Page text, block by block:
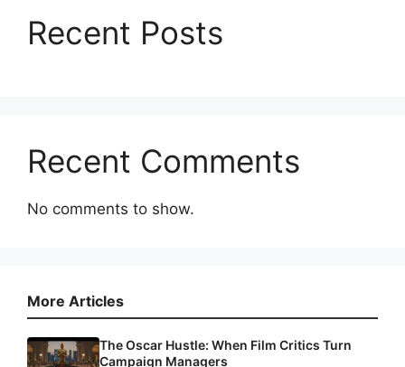
Recent Posts
Recent Comments
No comments to show.
More Articles
The Oscar Hustle: When Film Critics Turn
Campaign Managers